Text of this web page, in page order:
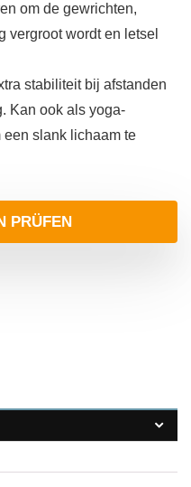
om de gewrichten,
vergroot wordt en letsel
stabiliteit bij afstanden
Kan ook als yoga-
een slank lichaam te
PRÜFEN